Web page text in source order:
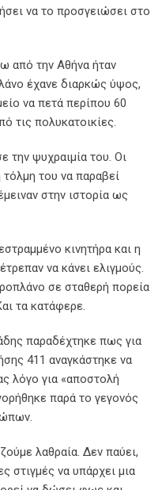
να το προσγειώσει στο
από την Αθήνα ήταν
έχανε διαρκώς ύψος,
να πετά περίπου 60
τις πολυκατοικίες.
ψυχραιμία του. Οι
τόλμη του να παραβεί
στην ιστορία ως
κινητήρα και η
να κάνει ελιγμούς.
σε σταθερή πορεία
τα κατάφερε.
παραδέχτηκε πως για
411 αναγκάστηκε να
λόγο για «αποστολή
παρά το γεγονός
λαθραία. Δεν παύει,
στιγμές να υπάρχει μια